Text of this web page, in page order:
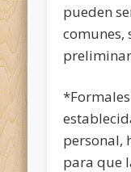
pueden
comunes,
personal,
para que